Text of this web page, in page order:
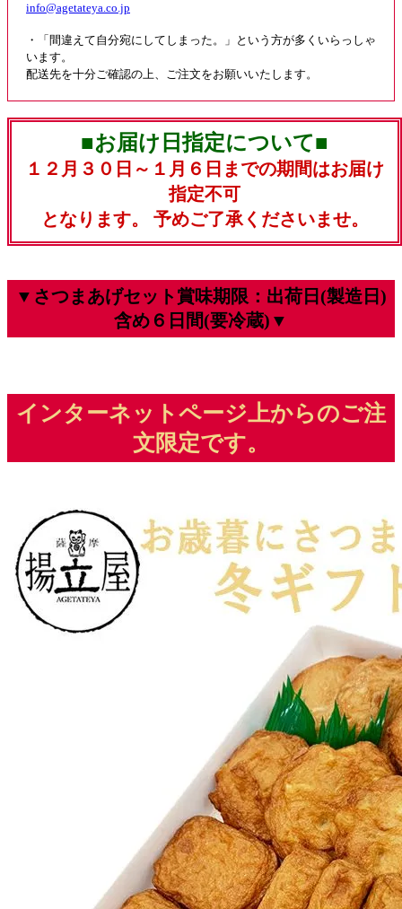
info@agetateya.co.jp
・「間違えて自分宛にしてしまった。」という方が多くいらっしゃ
います。
配送先を十分ご確認の上、ご注文をお願いいたします。
■お届け日指定について■
１２月３０日～１月６日までの期間はお届け
指定不可
となります。 予めご了承くださいませ。
▼さつまあげセット賞味期限：出荷日(製造日)
含め６日間(要冷蔵)▼
インターネットページ上からのご注
文限定です。